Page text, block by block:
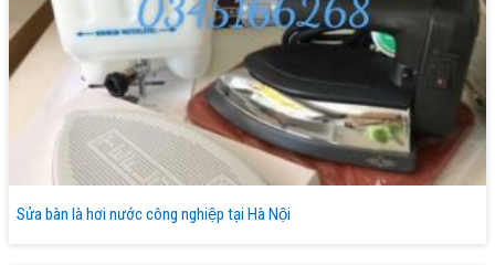
Sửa bàn là hơi nước công nghiệp tại Hà Nội